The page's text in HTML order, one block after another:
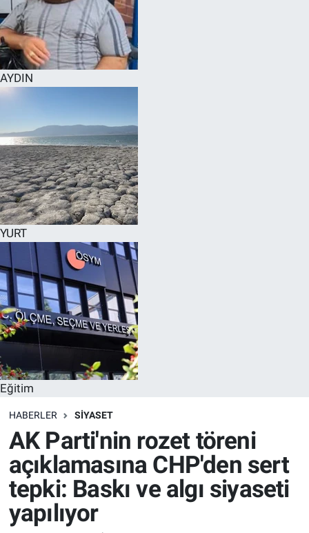
AYDIN
YURT
Eğitim
HABERLER SİYASET
AK Parti'nin rozet töreni
açıklamasına CHP'den sert
tepki: Baskı ve algı siyaseti
yapılıyor